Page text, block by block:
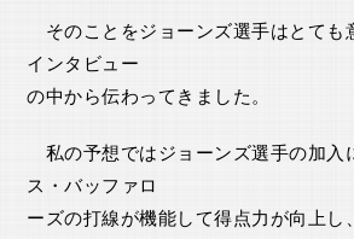
そのことをジョーンズ選手はとても
インタビュー
の中から伝わってきました。
私の予想ではジョーンズ選手の加入
ス・バッファロ
ーズの打線が機能して得点力が向上し